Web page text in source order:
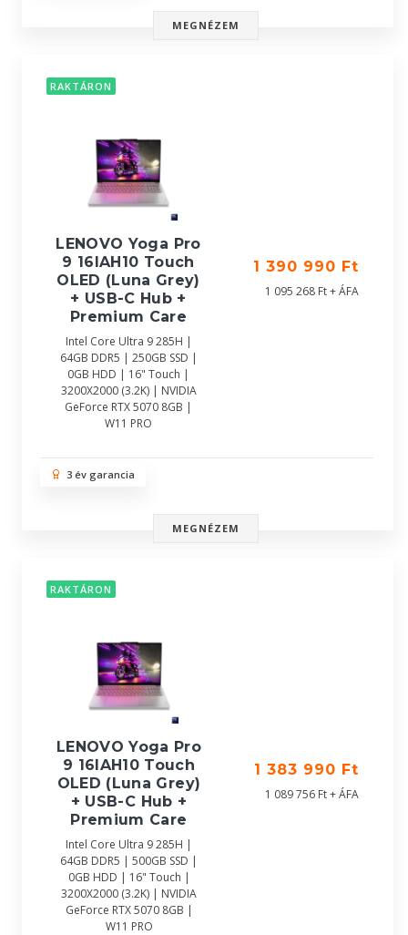
MEGNÉZEM
RAKTÁRON
LENOVO Yoga Pro
9 16IAH10 Touch
OLED (Luna Grey)
+ USB-C Hub +
Premium Care
Intel Core Ultra 9 285H |
64GB DDR5 | 250GB SSD |
0GB HDD | 16" Touch |
3200X2000 (3.2K) | NVIDIA
GeForce RTX 5070 8GB |
W11 PRO
1 390 990 Ft
1 095 268 Ft + ÁFA
3 év garancia
MEGNÉZEM
RAKTÁRON
LENOVO Yoga Pro
9 16IAH10 Touch
OLED (Luna Grey)
+ USB-C Hub +
Premium Care
Intel Core Ultra 9 285H |
64GB DDR5 | 500GB SSD |
0GB HDD | 16" Touch |
3200X2000 (3.2K) | NVIDIA
GeForce RTX 5070 8GB |
W11 PRO
1 383 990 Ft
1 089 756 Ft + ÁFA